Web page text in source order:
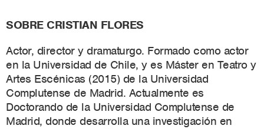
SOBRE CRISTIAN FLORES
Actor, director y dramaturgo. Formado como actor
en la Universidad de Chile, y es Máster en Teatro y
Artes Escénicas (2015) de la Universidad
Complutense de Madrid. Actualmente es
Doctorando de la Universidad Complutense de
Madrid, donde desarrolla una investigación en